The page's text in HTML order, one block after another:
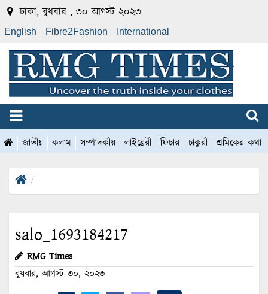
ঢাকা, বুধবার , ৩০ আগস্ট ২০২৩
English Fibre2Fashion International
জাতীয় কলাম সম্পাদকীয় লাইব্রেরী ফিচার চাকুরী শ্রমিকের কথা
salo_1693184217
RMG Times
বুধবার, আগস্ট ৩০, ২০২৩